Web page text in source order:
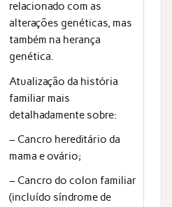
relacionado com as
alterações genéticas, mas
também na herança
genética.
Atualização da história
familiar mais
detalhadamente sobre:
– Cancro hereditário da
mama e ovário;
– Cancro do colon familiar
(incluído síndrome de